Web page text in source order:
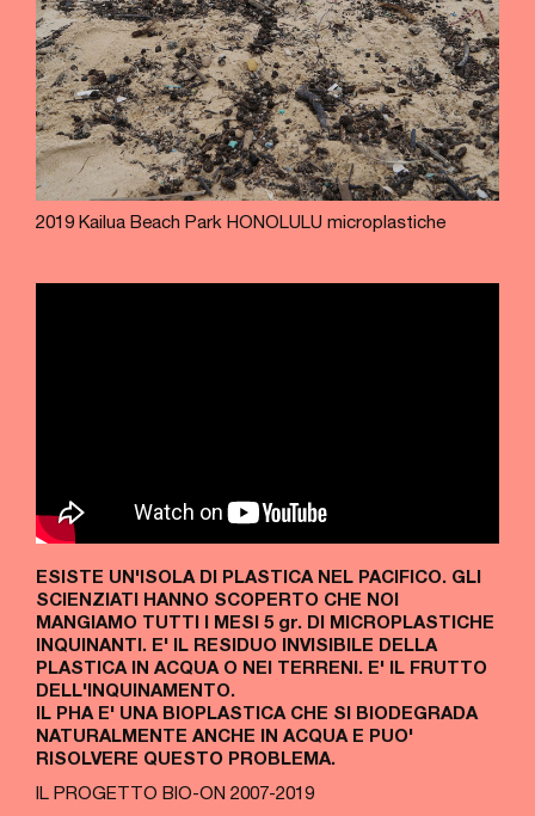
2019 Kailua Beach Park HONOLULU microplastiche
ESISTE UN'ISOLA DI PLASTICA NEL PACIFICO. GLI
SCIENZIATI HANNO SCOPERTO CHE NOI
MANGIAMO TUTTI I MESI 5 gr. DI MICROPLASTICHE
INQUINANTI. E' IL RESIDUO INVISIBILE DELLA
PLASTICA IN ACQUA O NEI TERRENI. E' IL FRUTTO
DELL'INQUINAMENTO.
IL PHA E' UNA BIOPLASTICA CHE SI BIODEGRADA
NATURALMENTE ANCHE IN ACQUA E PUO'
RISOLVERE QUESTO PROBLEMA.
IL PROGETTO BIO-ON 2007-2019